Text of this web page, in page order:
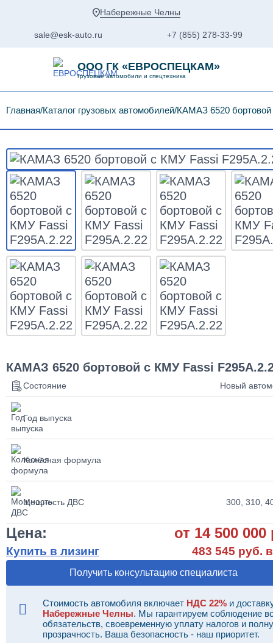
Набережные Челны
sale@esk-auto.ru +7 (855) 278-33-99
ООО ГК «ЕВРОСПЕЦКАМ»
Грузовые автомобили и спецтехника
Главная Каталог грузовых автомобилей КАМАЗ 6520
КАМАЗ 6520 бортовой с КМУ Fassi
Состояние Новый
Год выпуска
Колёсная формула
Мощность ДВС 300, 310,
Цена: от 14 500 000
Купить в лизинг 483 545 руб.
Получить консультацию специалиста
Стоимость автомобиля включает НДС 22% и
Набережные Челны. Мы гарантируем соблюдение
обязательств, своевременную уплату налогов и
прозрачность. Ваша безопасность - наш приоритет.